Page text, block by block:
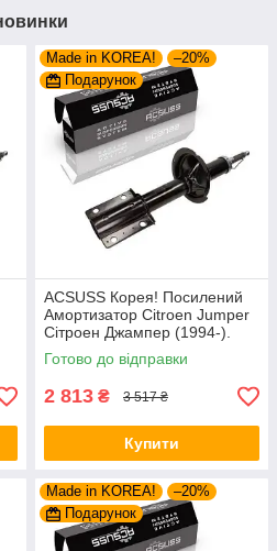
Made in KOREA!
–20%
Подарунок
ACSUSS Корея! Посилений
Амортизатор Citroen Jumper
Сітроен Джампер (1994-).
Передній. Шток 25mm.
280975 , 635853
Готово до відправки
2 813 ₴ 3 517 ₴
Купити
Made in KOREA!
–20%
Подарунок